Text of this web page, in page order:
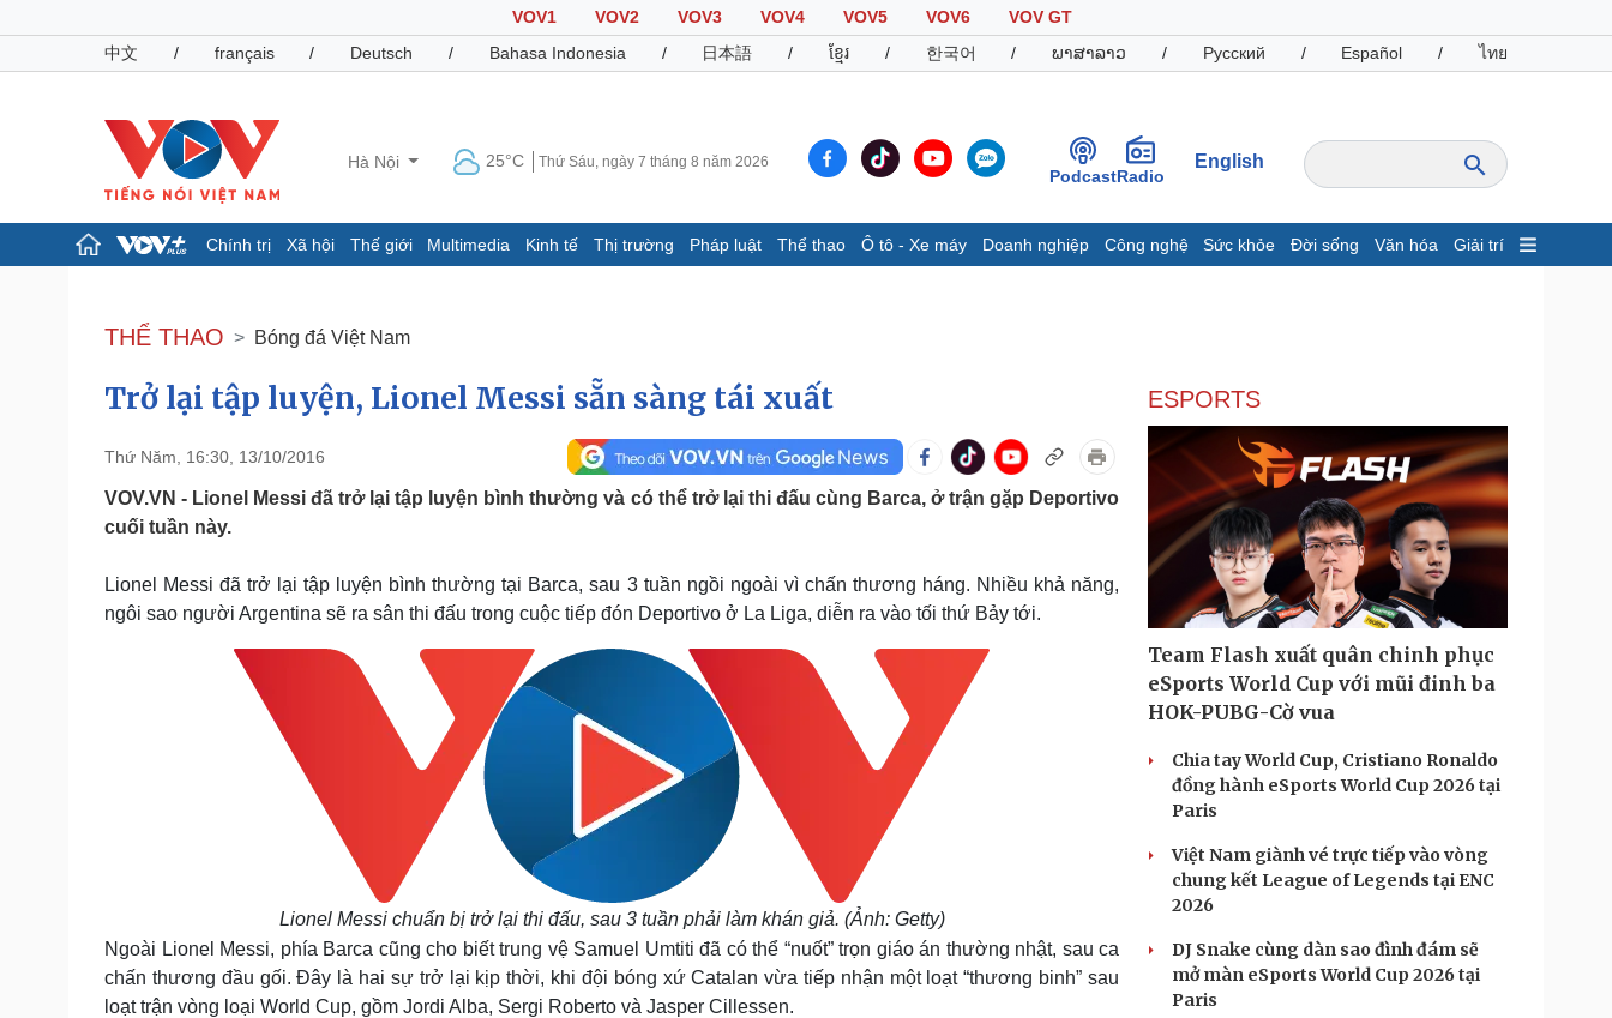
VOV1 VOV2 VOV3 VOV4 VOV5 VOV6
VOV GT
中文
/ français / Deutsch / Bahasa Indonesia / 日本語 / ខ្មែរ / 한국어 / ພາສາລາວ / Русский / Español / ไทย
Hà Nội 25°C Thứ Sáu, ngày 7 tháng 8 năm 2026
PodcastRadio
English
Chính trị Xã hội Thế giới Multimedia Kinh tế Thị trường Pháp luật Thể thao Ô tô - Xe máy Doanh nghiệp Công nghệ Sức khỏe Đời sống Văn hóa Giải trí
Đảng
Tổ chức nhân sự
Nhận diện sự thật
Tin 24h
Dự báo thời tiết
Dấu ấn VOV
Hồ sơ
Infographic
Giá cà phê
Pháp luật
Vụ án
Tư vấn luật
Quân sự - Quốc phòng
Phân tích
Thể thao
Thế giới thể thao
eSports
Hậu trường
Ô tô - Xe máy
Tư vấn
Doanh nghiệp
Thông tin doanh nghiệp
Doanh nghiệp 24h
Doanh nhân
Vì cộng đồng
Công nghệ
Sành điệu
Tin Công nghệ
Trải nghiệm
Chuyển đổi số
Dinh dưỡng - món ngon
Đời sống
Nhà đẹp
Tình yêu - Gia đình
Sân khấu - Điện ảnh
Văn học
Âm nhạc
Nghệ sĩ
Thời trang
Sao Việt
Podcast
Câu chuyện thời sự
Đọc truyện đêm khuya
Cửa sổ tình yêu
Kể chuyện cho bé
Hạt giống tâm hồn
THỂ THAO Bóng đá Việt Nam
Trở lại tập luyện, Lionel Messi sẵn sàng tái xuất
Thứ Năm, 16:30, 13/10/2016
VOV.VN - Lionel Messi đã trở lại tập luyện bình thường và có thể trở lại thi đấu cùng Barca, ở trận gặp Deportivo
cuối tuần này.
Lionel Messi đã trở lại tập luyện bình thường tại Barca, sau 3 tuần ngồi ngoài vì chấn thương háng. Nhiều khả năng,
ngôi sao người Argentina sẽ ra sân thi đấu trong cuộc tiếp đón Deportivo ở La Liga, diễn ra vào tối thứ Bảy tới.
Lionel Messi chuẩn bị trở lại thi đấu, sau 3 tuần phải làm khán giả. (Ảnh: Getty)
Ngoài Lionel Messi, phía Barca cũng cho biết trung vệ Samuel Umtiti đã có thể “nuốt” trọn giáo án thường nhật, sau ca
chấn thương đầu gối. Đây là hai sự trở lại kịp thời, khi đội bóng xứ Catalan vừa tiếp nhận một loạt “thương binh” sau
loạt trận vòng loại World Cup, gồm Jordi Alba, Sergi Roberto và Jasper Cillessen.
ESPORTS
Team Flash xuất quân chinh phục
eSports World Cup với mũi đinh ba
HOK-PUBG-Cờ vua
Chia tay World Cup, Cristiano Ronaldo
đồng hành eSports World Cup 2026 tại
Paris
Việt Nam giành vé trực tiếp vào vòng
chung kết League of Legends tại ENC
2026
DJ Snake cùng dàn sao đình đám sẽ
mở màn eSports World Cup 2026 tại
Paris